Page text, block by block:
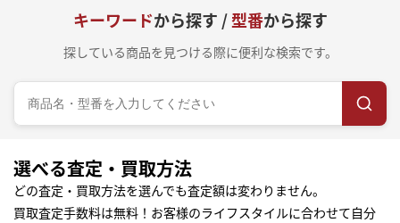
キーワードから探す /型番から探す
探している商品を見つける際に便利な検索です。
選べる査定・買取方法
どの査定・買取方法を選んでも査定額は変わりません。
買取査定手数料は無料！お客様のライフスタイルに合わせて自分